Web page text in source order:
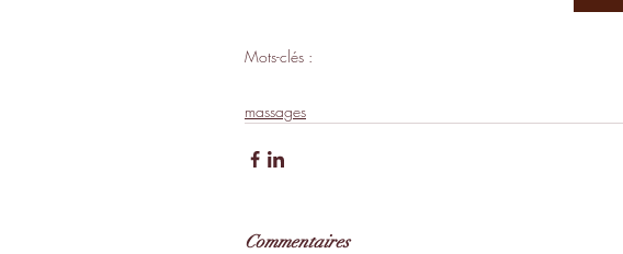
Mots-clés :
massages
Commentaires